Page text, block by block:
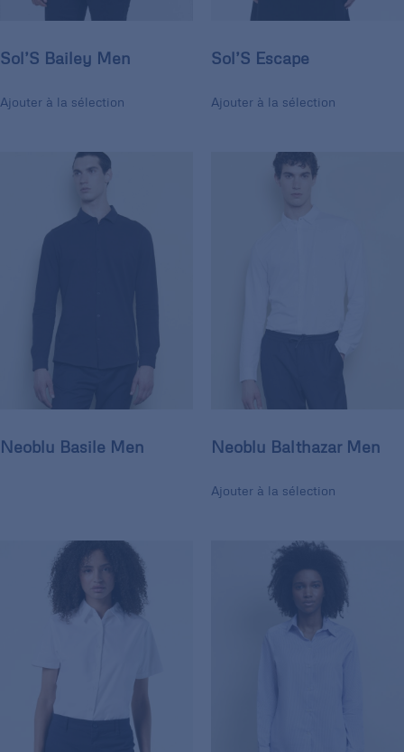
Sol’S Bailey Men
Ajouter à la sélection
Sol’S Escape
Ajouter à la sélection
Neoblu Basile Men Neoblu Balthazar Men
Ajouter à la sélection